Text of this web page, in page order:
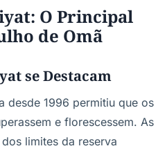
O Principal
de Omã
se Destacam
desde 1996 permitiu que os
e florescessem. As
limites da reserva